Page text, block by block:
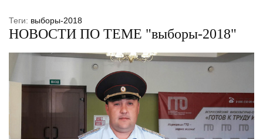
Теги: выборы-2018
НОВОСТИ ПО ТЕМЕ "выборы-2018"